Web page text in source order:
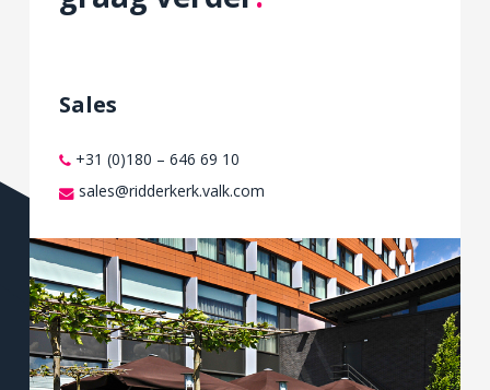
Sales
+31 (0)180 – 646 69 10
sales@ridderkerk.valk.com